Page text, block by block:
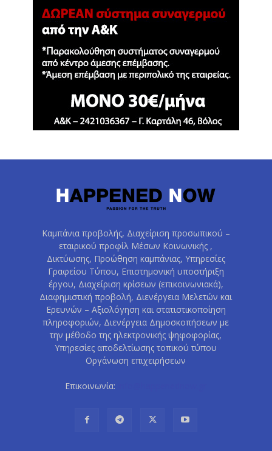
Καμπάνια προβολής, Διαχείριση προσωπικού –
εταιρικού προφίλ Μέσων Κοινωνικής ,
Δικτύωσης, Προώθηση καμπάνιας, Υπηρεσίες
Γραφείου Τύπου, Επιστημονική υποστήριξη
έργου, Διαχείριση κρίσεων (επικοινωνιακά),
Διαφημιστική προβολή, Διενέργεια Μελετών και
Ερευνών – Αξιολόγηση και στατιστικοποίηση
πληροφοριών, Διενέργεια Δημοσκοπήσεων με
την μέθοδο της ηλεκτρονικής ψηφοφορίας,
Υπηρεσίες αποδελτίωσης τοπικού τύπου
Οργάνωση επιχειρήσεων
Επικοινωνία: